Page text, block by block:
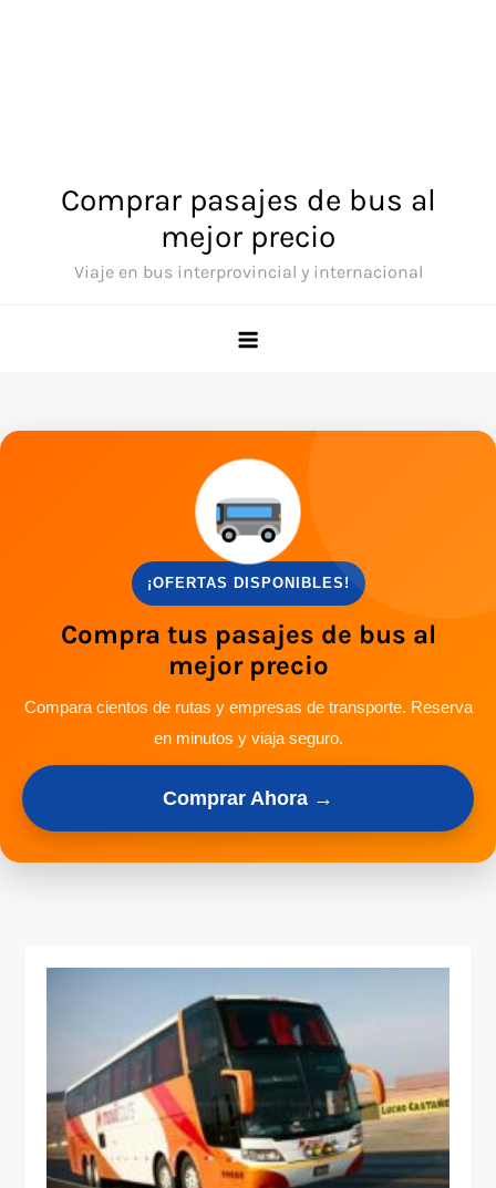
Comprar pasajes de bus al
mejor precio
Viaje en bus interprovincial y internacional
¡OFERTAS DISPONIBLES!
Compra tus pasajes de bus al
mejor precio
Compara cientos de rutas y empresas de transporte. Reserva
en minutos y viaja seguro.
Comprar Ahora →